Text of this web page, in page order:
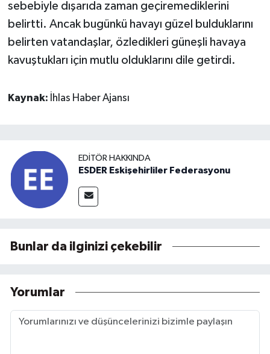
sebebiyle dışarıda zaman geçiremediklerini
belirtti. Ancak bugünkü havayı güzel bulduklarını
belirten vatandaşlar, özledikleri güneşli havaya
kavuştukları için mutlu olduklarını dile getirdi.
Kaynak: İhlas Haber Ajansı
EDITÖR HAKKINDA
ESDER Eskişehirliler Federasyonu
Bunlar da ilginizi çekebilir
Yorumlar